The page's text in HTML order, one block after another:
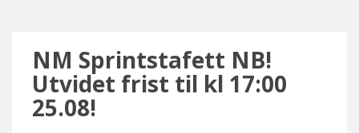
NM Sprintstafett NB!
Utvidet frist til kl 17:00
25.08!